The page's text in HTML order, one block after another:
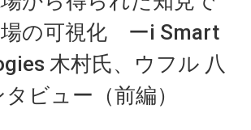
の可視化 ーi Smart
木村氏、ウフル 八
ビュー（前編）